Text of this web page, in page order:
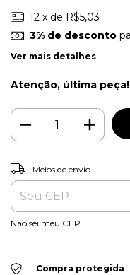
12 x de R$5,03
3% de desconto
Ver mais detalhes
Atenção, última peça!
Entregas para o CEP:
Meios de envio
Não sei meu CEP
Compra protegida